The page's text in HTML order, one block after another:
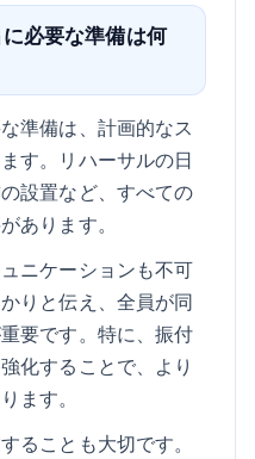
必要な準備は何
準備は、計画的なス
す。リハーサルの日
設置など、すべての
あります。
ニケーションも不可
りと伝え、全員が同
要です。特に、振付
化することで、より
ます。
ることも大切です。